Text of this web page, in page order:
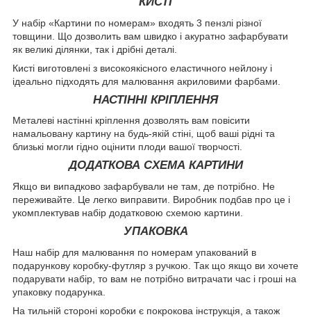
У набір «Картини по номерам» входять 3 пензлі різної
товщини. Що дозволить вам швидко і акуратно зафарбувати
як великі ділянки, так і дрібні деталі.
Кисті виготовлені з високоякісного еластичного нейлону і
ідеально підходять для малювання акриловими фарбами.
НАСТІННІ КРІПЛЕННЯ
Металеві настінні кріплення дозволять вам повісити
намальовану картину на будь-якій стіні, щоб ваші рідні та
близькі могли гідно оцінити плоди вашої творчості.
ДОДАТКОВА СХЕМА КАРТИНИ
Якщо ви випадково зафарбували не там, де потрібно. Не
переживайте. Це легко виправити. Виробник подбав про це і
укомплектував набір додатковою схемою картини.
УПАКОВКА
Наш набір для малювання по номерам упакований в
подарункову коробку-футляр з ручкою. Так що якщо ви хочете
подарувати набір, то вам не потрібно витрачати час і гроші на
упаковку подарунка.
На тильній стороні коробки є покрокова інструкція, а також